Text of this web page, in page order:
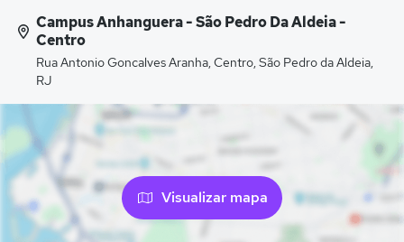
Campus Anhanguera - São Pedro Da Aldeia -
Centro
Rua Antonio Goncalves Aranha, Centro, São Pedro da Aldeia,
RJ
Visualizar mapa